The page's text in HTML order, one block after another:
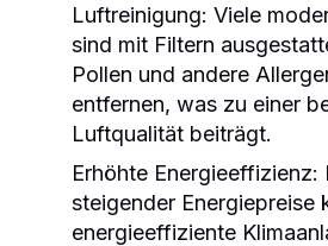
Luftreinigung: Viele
sind mit Filtern
Pollen und andere
entfernen, was zu einer
Luftqualität beiträgt.
Erhöhte Energieeffizienz:
steigender Energiepreise
energieeffiziente